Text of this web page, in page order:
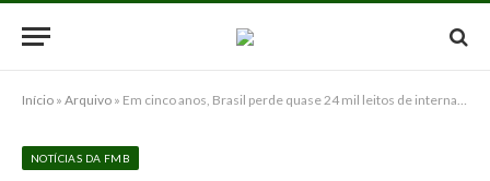
Início » Arquivo » Em cinco anos, Brasil perde quase 24 mil leitos de internação no SUS
NOTÍCIAS DA FMB